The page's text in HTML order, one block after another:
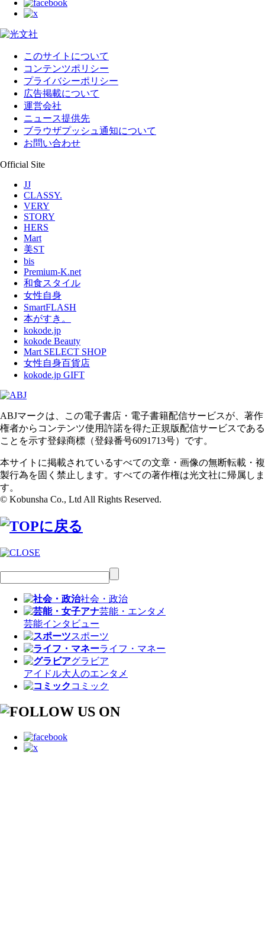
このサイトについて
コンテンツポリシー
プライバシーポリシー
広告掲載について
運営会社
ニュース提供先
ブラウザプッシュ通知について
お問い合わせ
Official Site
JJ
CLASSY.
VERY
STORY
HERS
Mart
美ST
bis
Premium-K.net
和食スタイル
女性自身
SmartFLASH
本がすき。
kokode.jp
kokode Beauty
Mart SELECT SHOP
女性自身百貨店
kokode.jp GIFT
ABJマークは、この電子書店・電子書籍配信サービスが、著作
権者からコンテンツ使用許諾を得た正規版配信サービスである
ことを示す登録商標（登録番号6091713号）です。
本サイトに掲載されているすべての文章・画像の無断転載・複
製行為を固く禁止します。すべての著作権は光文社に帰属しま
す。
© Kobunsha Co., Ltd All Rights Reserved.
社会・政治
芸能・エンタメ
芸能インタビュー
スポーツ
ライフ・マネー
グラビア
アイドル大人のエンタメ
コミック